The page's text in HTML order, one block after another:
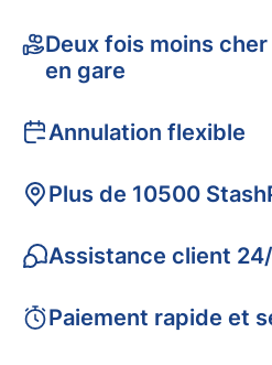
Deux fois moins cher
en gare
Annulation flexible
Plus de 10500
Assistance client
Paiement rapide et